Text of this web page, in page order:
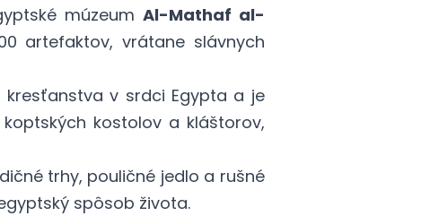
múzeum Al-Mathaf al-
artefaktov, vrátane slávnych
kresťanstva v srdci Egypta a je
kostolov a kláštorov,
trhy, pouličné jedlo a rušné
spôsob života.